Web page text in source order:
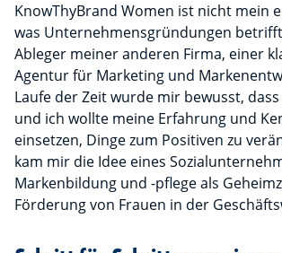
KnowThyBrand Women ist nicht mein
was Unternehmensgründungen
Ableger meiner anderen Firma, einer
Agentur für Marketing und
Laufe der Zeit wurde mir bewusst,
und ich wollte meine Erfahrung und
einsetzen, Dinge zum Positiven zu
kam mir die Idee eines
Markenbildung und -pflege als
Förderung von Frauen in der